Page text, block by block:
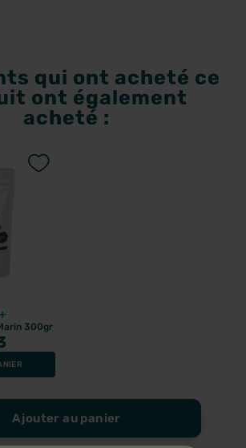
Ajouter au panier
qui ont acheté ce
ont également
acheté :
300gr